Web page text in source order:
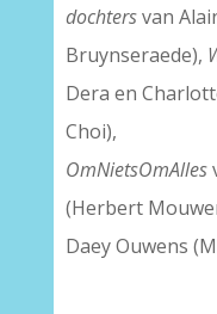
dochtersvan
Bruynseraede),
Dera en
Choi),
OmNietsOmAlles
(Herbert
Daey Ouwens